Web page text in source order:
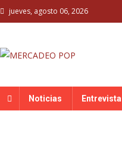
Skip
to
jueves, agosto 06, 2026
Noticias